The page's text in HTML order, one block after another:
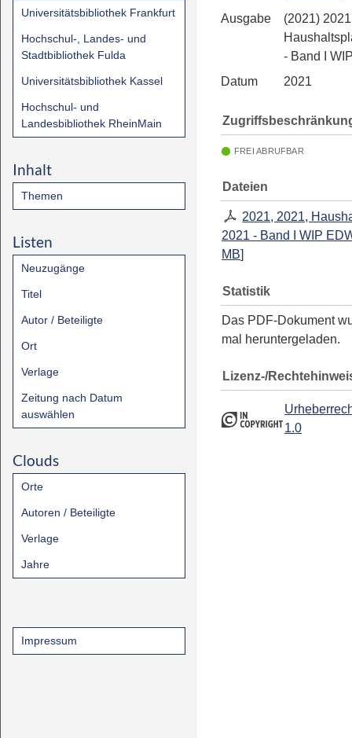
Universitätsbibliothek Frankfurt
Hochschul-, Landes- und
Stadtbibliothek Fulda
Universitätsbibliothek Kassel
Hochschul- und
Landesbibliothek RheinMain
Inhalt
Themen
Listen
Neuzugänge
Titel
Autor / Beteiligte
Ort
Verlage
Zeitung nach Datum
auswählen
Clouds
Orte
Autoren / Beteiligte
Verlage
Jahre
Impressum
Ausgabe
(2021)
- Band I
Datum
2021
FREI ABRUFBAR
Dateien
2021, 2021,
2021 - Band I WIP
MB]
Statistik
Das PDF-Dokument
mal heruntergeladen.
Lizenz-/
1.0